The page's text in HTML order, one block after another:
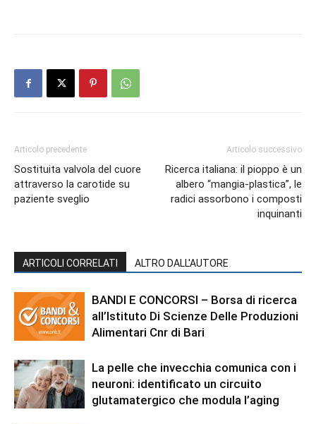
Articolo precedente
Sostituita valvola del cuore
attraverso la carotide su
paziente sveglio
Articolo successivo
Ricerca italiana: il pioppo è un
albero “mangia-plastica”, le
radici assorbono i composti
inquinanti
ARTICOLI CORRELATI ALTRO DALL'AUTORE
BANDI E CONCORSI – Borsa di ricerca
all’Istituto Di Scienze Delle Produzioni
Alimentari Cnr di Bari
La pelle che invecchia comunica con i
neuroni: identificato un circuito
glutamatergico che modula l’aging